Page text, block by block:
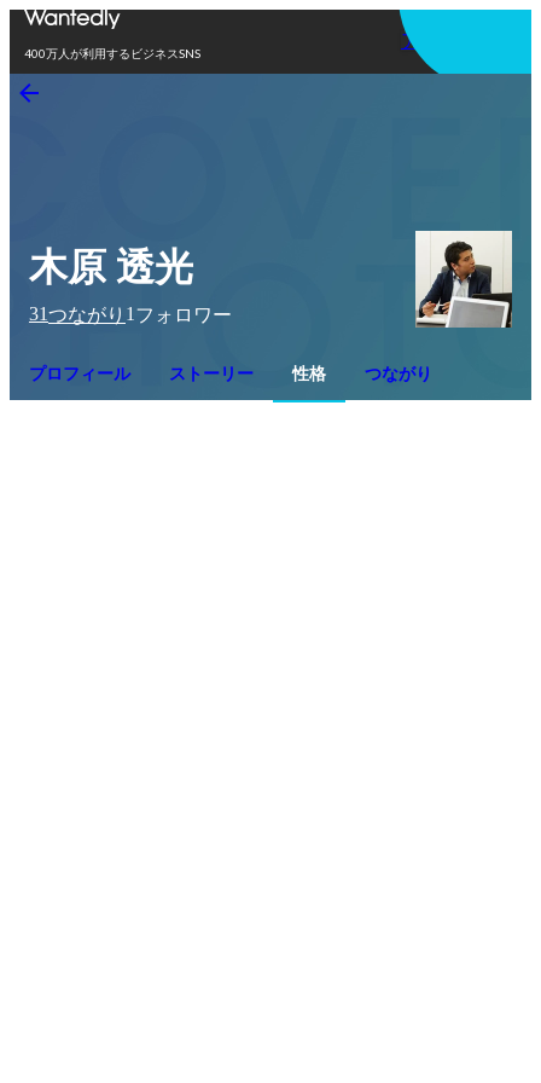
400万人が利用するビジネスSNS
アプリを使う
木原 透光
31つながり 1 フォロワー
プロフィール ストーリー 性格 つながり